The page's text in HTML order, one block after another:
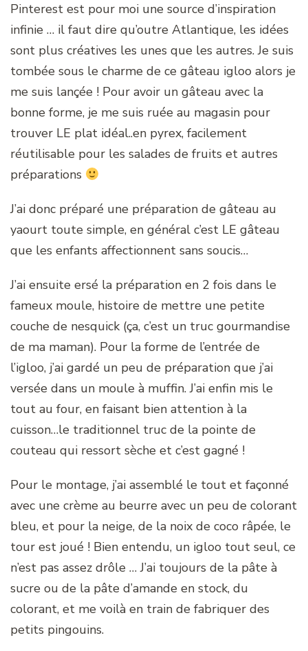
Pinterest est pour moi une source d’inspiration
infinie … il faut dire qu’outre Atlantique, les idées
sont plus créatives les unes que les autres. Je suis
tombée sous le charme de ce gâteau igloo alors je
me suis lançée ! Pour avoir un gâteau avec la
bonne forme, je me suis ruée au magasin pour
trouver LE plat idéal..en pyrex, facilement
réutilisable pour les salades de fruits et autres
préparations
J’ai donc préparé une préparation de gâteau au
yaourt toute simple, en général c’est LE gâteau
que les enfants affectionnent sans soucis…
J’ai ensuite ersé la préparation en 2 fois dans le
fameux moule, histoire de mettre une petite
couche de nesquick (ça, c’est un truc gourmandise
de ma maman). Pour la forme de l’entrée de
l’igloo, j’ai gardé un peu de préparation que j’ai
versée dans un moule à muffin. J’ai enfin mis le
tout au four, en faisant bien attention à la
cuisson…le traditionnel truc de la pointe de
couteau qui ressort sèche et c’est gagné !
Pour le montage, j’ai assemblé le tout et façonné
avec une crème au beurre avec un peu de colorant
bleu, et pour la neige, de la noix de coco râpée, le
tour est joué ! Bien entendu, un igloo tout seul, ce
n’est pas assez drôle … J’ai toujours de la pâte à
sucre ou de la pâte d’amande en stock, du
colorant, et me voilà en train de fabriquer des
petits pingouins.